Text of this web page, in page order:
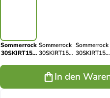
Sommerrock
30SKIRT159
Sommerrock
30SKIRT159
Sommerrock
30SKIRT159
In den